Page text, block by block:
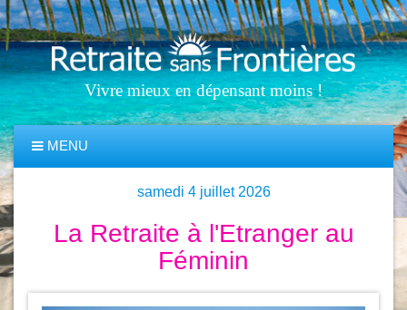
Vivre mieux en dépensant moins !
MENU
samedi 4 juillet 2026
La Retraite à l'Etranger au
Féminin